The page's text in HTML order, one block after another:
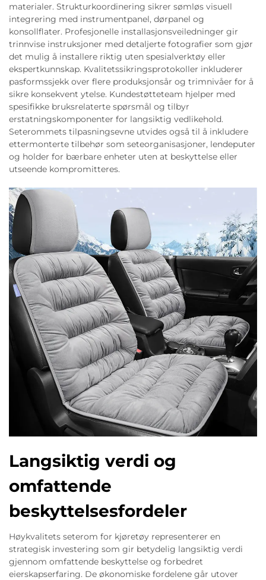
materialer. Strukturkoordinering sikrer sømløs visuell
integrering med instrumentpanel, dørpanel og
konsollflater. Profesjonelle installasjonsveiledninger gir
trinnvise instruksjoner med detaljerte fotografier som gjør
det mulig å installere riktig uten spesialverktøy eller
ekspertkunnskap. Kvalitetssikringsprotokoller inkluderer
pasformssjekk over flere produksjonsår og trimnivåer for å
sikre konsekvent ytelse. Kundestøtteteam hjelper med
spesifikke bruksrelaterte spørsmål og tilbyr
erstatningskomponenter for langsiktig vedlikehold.
Seterommets tilpasningsevne utvides også til å inkludere
ettermonterte tilbehør som seteorganisasjoner, lendeputer
og holder for bærbare enheter uten at beskyttelse eller
utseende kompromitteres.
Langsiktig verdi og
omfattende
beskyttelsesfordeler
Høykvalitets seterom for kjøretøy representerer en
strategisk investering som gir betydelig langsiktig verdi
gjennom omfattende beskyttelse og forbedret
eierskapserfaring. De økonomiske fordelene går utover